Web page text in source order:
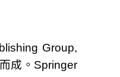
Group,
成。Springer